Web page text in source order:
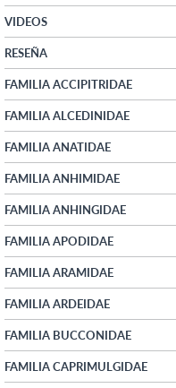
VIDEOS
RESEÑA
FAMILIA ACCIPITRIDAE
FAMILIA ALCEDINIDAE
FAMILIA ANATIDAE
FAMILIA ANHIMIDAE
FAMILIA ANHINGIDAE
FAMILIA APODIDAE
FAMILIA ARAMIDAE
FAMILIA ARDEIDAE
FAMILIA BUCCONIDAE
FAMILIA CAPRIMULGIDAE